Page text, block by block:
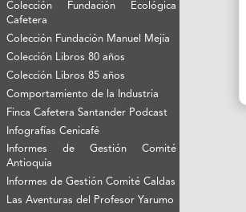
Colección Fundación Ecológica
Cafetera
Colección Fundación Manuel Mejía
Colección Libros 80 años
Colección Libros 85 años
Comportamiento de la Industria
Finca Cafetera Santander Podcast
Infografías Cenicafé
Informes de Gestión Comité
Antioquía
Informes de Gestión Comité Caldas
Las Aventuras del Profesor Yarumo